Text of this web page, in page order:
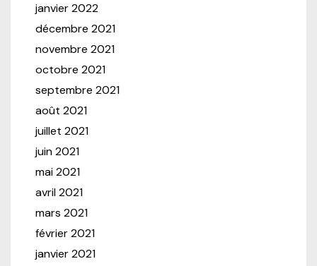
janvier 2022
décembre 2021
novembre 2021
octobre 2021
septembre 2021
août 2021
juillet 2021
juin 2021
mai 2021
avril 2021
mars 2021
février 2021
janvier 2021